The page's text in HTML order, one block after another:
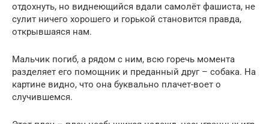
отдохнуть, но виднеющийся вдали самолёт фашиста, не
сулит ничего хорошего и горькой становится правда,
открывшаяся нам.
Мальчик погиб, а рядом с ним, всю горечь момента
разделяет его помощник и преданный друг – собака. На
картине видно, что она буквально плачет-воет о
случившемся.